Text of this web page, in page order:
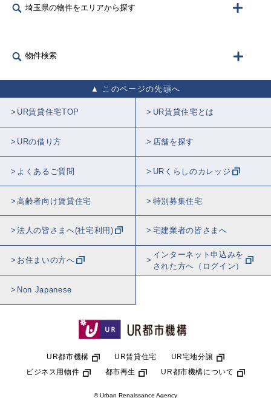
埼玉県の物件をエリアから探す
物件検索
このページの先頭へ
UR賃貸住宅TOP UR賃貸住宅とは
URの借り方 店舗を探す
よくあるご質問 URくらしのカレッジ
高齢者向け賃貸住宅 特別募集住宅
法人の皆さまへ(社宅利用) 宅建業者の皆さまへ
お住まいの方へ
インターネット申込みを
された方へ（ログイン）
Non Japanese
UR都市機構 UR賃貸住宅
UR宅地分譲
ビジネス用物件
都市再生 UR都市機構について
© Urban Renaissance Agency